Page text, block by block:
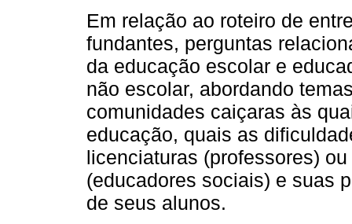
Em relação ao roteiro de
fundantes, perguntas
da educação escolar e
não escolar, abordando
comunidades caiçaras às
educação, quais as
licenciaturas (professores)
(educadores sociais) e suas
de seus alunos.